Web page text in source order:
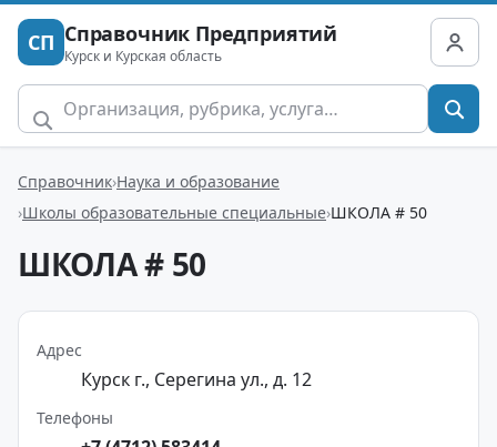
СП Справочник Предприятий
Курск и Курская область
Справочник Наука и образование
Школы образовательные специальные ШКОЛА # 50
ШКОЛА # 50
Адрес
Курск г., Серегина ул., д. 12
Телефоны